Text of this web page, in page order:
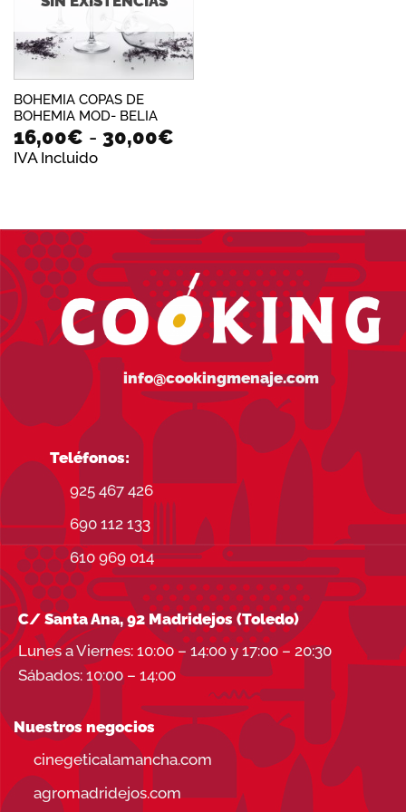
BOHEMIA COPAS DE
BOHEMIA MOD- BELIA
16,00€ - 30,00€Rango
hasta
30,00€
IVA Incluido
info@cookingmenaje.com
Teléfonos:
925 467 426
690 112 133
610 969 014
C/ Santa Ana, 92 Madridejos (Toledo)
Lunes a Viernes: 10:00 – 14:00 y 17:00 – 20:30
Sábados: 10:00 – 14:00
Nuestros negocios
cinegeticalamancha.com
agromadridejos.com